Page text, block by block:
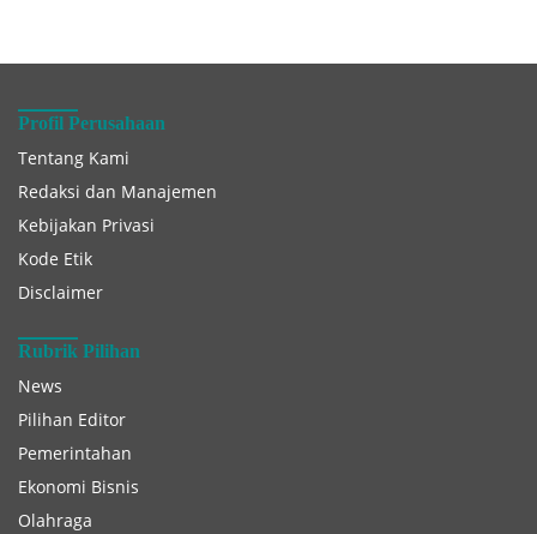
Profil Perusahaan
Tentang Kami
Redaksi dan Manajemen
Kebijakan Privasi
Kode Etik
Disclaimer
Rubrik Pilihan
News
Pilihan Editor
Pemerintahan
Ekonomi Bisnis
Olahraga